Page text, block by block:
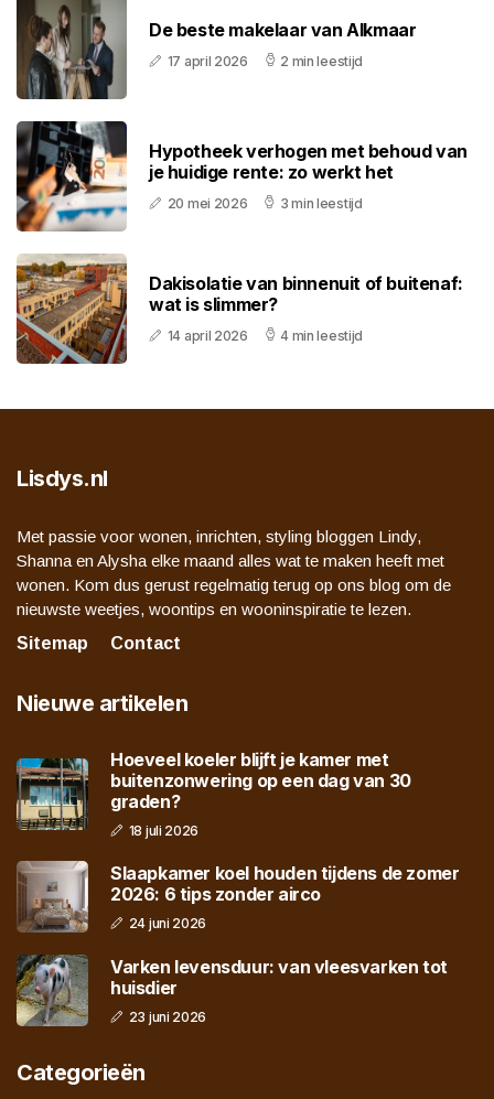
De beste makelaar van Alkmaar
17 april 2026 2 min leestijd
Hypotheek verhogen met behoud van
je huidige rente: zo werkt het
20 mei 2026 3 min leestijd
Dakisolatie van binnenuit of buitenaf:
wat is slimmer?
14 april 2026 4 min leestijd
Lisdys.nl
Met passie voor wonen, inrichten, styling bloggen Lindy,
Shanna en Alysha elke maand alles wat te maken heeft met
wonen. Kom dus gerust regelmatig terug op ons blog om de
nieuwste weetjes, woontips en wooninspiratie te lezen.
Sitemap
Contact
Nieuwe artikelen
Hoeveel koeler blijft je kamer met
buitenzonwering op een dag van 30
graden?
18 juli 2026
Slaapkamer koel houden tijdens de zomer
2026: 6 tips zonder airco
24 juni 2026
Varken levensduur: van vleesvarken tot
huisdier
23 juni 2026
Categorieën